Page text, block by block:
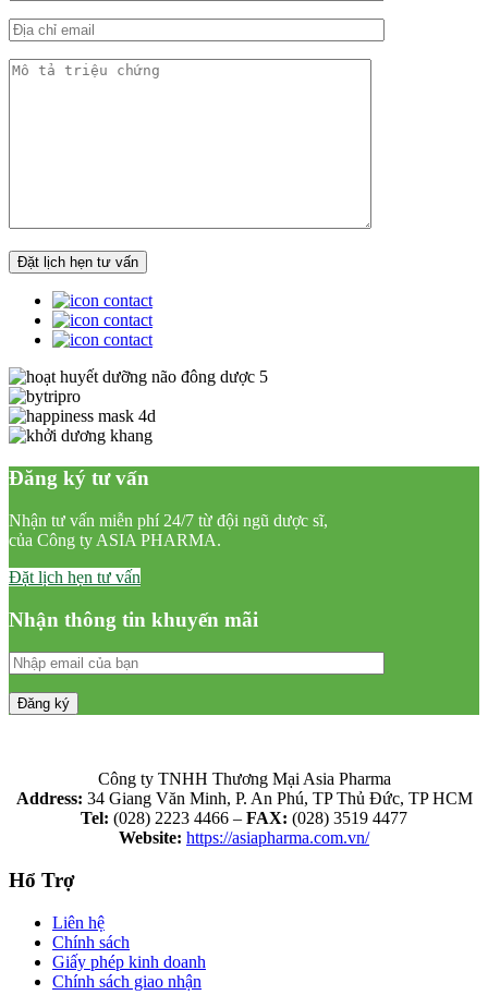
Đăng ký tư vấn
Nhận tư vấn miễn phí 24/7 từ đội ngũ dược sĩ,
của Công ty ASIA PHARMA.
Đặt lịch hẹn tư vấn
Nhận thông tin khuyến mãi
Công ty TNHH Thương Mại Asia Pharma
Address: 34 Giang Văn Minh, P. An Phú, TP Thủ Đức, TP HCM
Tel: (028) 2223 4466 – FAX: (028) 3519 4477
Website: https://asiapharma.com.vn/
Hổ Trợ
Liên hệ
Chính sách
Giấy phép kinh doanh
Chính sách giao nhận